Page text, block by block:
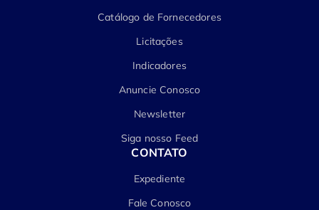
Catálogo de Fornecedores
Licitações
Indicadores
Anuncie Conosco
Newsletter
Siga nosso Feed
CONTATO
Expediente
Fale Conosco